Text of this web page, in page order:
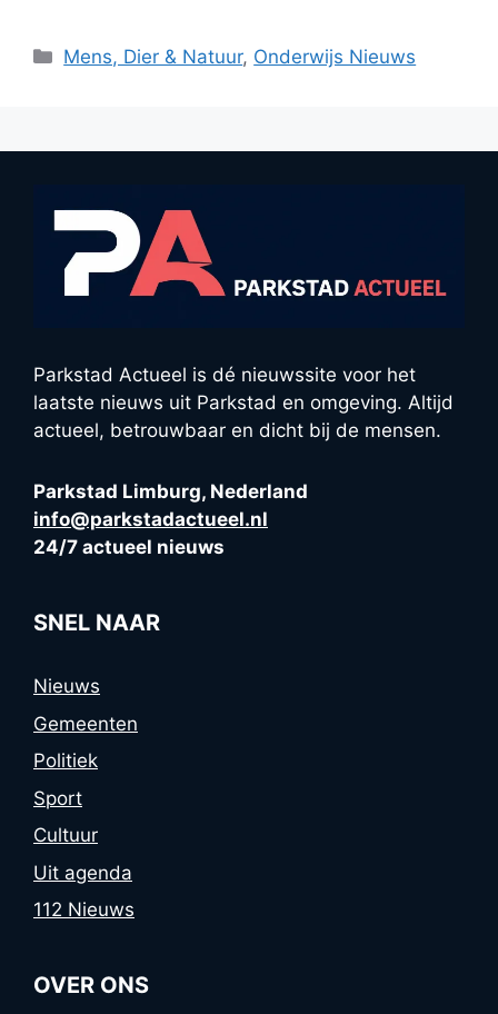
Categorieën
Mens, Dier & Natuur, Onderwijs Nieuws
Parkstad Actueel is dé nieuwssite voor het
laatste nieuws uit Parkstad en omgeving. Altijd
actueel, betrouwbaar en dicht bij de mensen.
Parkstad Limburg, Nederland
info@parkstadactueel.nl
24/7 actueel nieuws
SNEL NAAR
Nieuws
Gemeenten
Politiek
Sport
Cultuur
Uit agenda
112 Nieuws
OVER ONS